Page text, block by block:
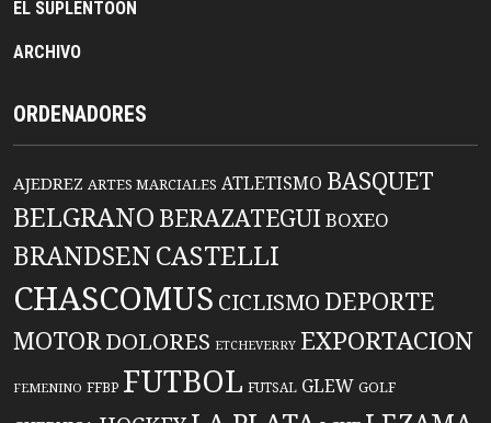
EL SUPLENTOON
ARCHIVO
ORDENADORES
AJEDREZ ARTES MARCIALES ATLETISMO BASQUET
BELGRANO BERAZATEGUIBOXEO
BRANDSENCASTELLI
CHASCOMUS CICLISMO DEPORTE
MOTORDOLORES ETCHEVERRY EXPORTACION
FEMENINO FFBP FUTBOL FUTSAL GLEW GOLF